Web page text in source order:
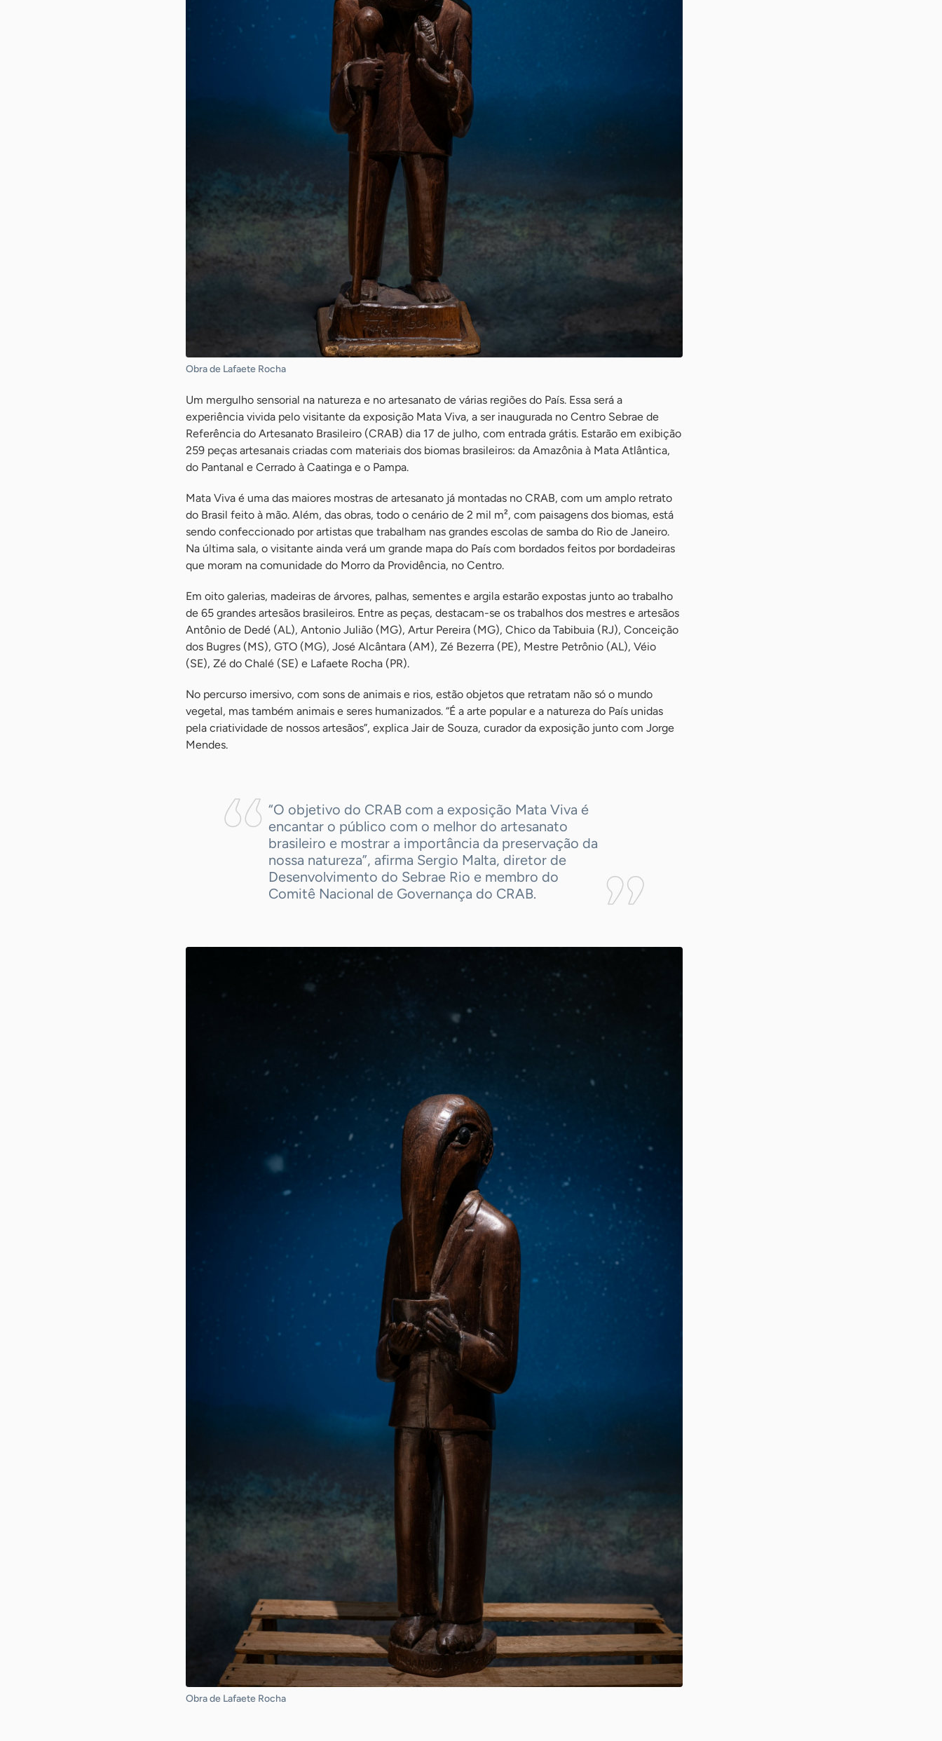
Obra de Lafaete Rocha
Um mergulho sensorial na natureza e no artesanato de várias regiões do País. Essa será a
experiência vivida pelo visitante da exposição Mata Viva, a ser inaugurada no Centro Sebrae de
Referência do Artesanato Brasileiro (CRAB) dia 17 de julho, com entrada grátis. Estarão em exibição
259 peças artesanais criadas com materiais dos biomas brasileiros: da Amazônia à Mata Atlântica,
do Pantanal e Cerrado à Caatinga e o Pampa.
Mata Viva é uma das maiores mostras de artesanato já montadas no CRAB, com um amplo retrato
do Brasil feito à mão. Além, das obras, todo o cenário de 2 mil m², com paisagens dos biomas, está
sendo confeccionado por artistas que trabalham nas grandes escolas de samba do Rio de Janeiro.
Na última sala, o visitante ainda verá um grande mapa do País com bordados feitos por bordadeiras
que moram na comunidade do Morro da Providência, no Centro.
Em oito galerias, madeiras de árvores, palhas, sementes e argila estarão expostas junto ao trabalho
de 65 grandes artesãos brasileiros. Entre as peças, destacam-se os trabalhos dos mestres e artesãos
Antônio de Dedé (AL), Antonio Julião (MG), Artur Pereira (MG), Chico da Tabibuia (RJ), Conceição
dos Bugres (MS), GTO (MG), José Alcântara (AM), Zé Bezerra (PE), Mestre Petrônio (AL), Véio
(SE), Zé do Chalé (SE) e Lafaete Rocha (PR).
No percurso imersivo, com sons de animais e rios, estão objetos que retratam não só o mundo
vegetal, mas também animais e seres humanizados. “É a arte popular e a natureza do País unidas
pela criatividade de nossos artesãos”, explica Jair de Souza, curador da exposição junto com Jorge
Mendes.
“O objetivo do CRAB com a exposição Mata Viva é
encantar o público com o melhor do artesanato
brasileiro e mostrar a importância da preservação da
nossa natureza”, afirma Sergio Malta, diretor de
Desenvolvimento do Sebrae Rio e membro do
Comitê Nacional de Governança do CRAB.
Obra de Lafaete Rocha